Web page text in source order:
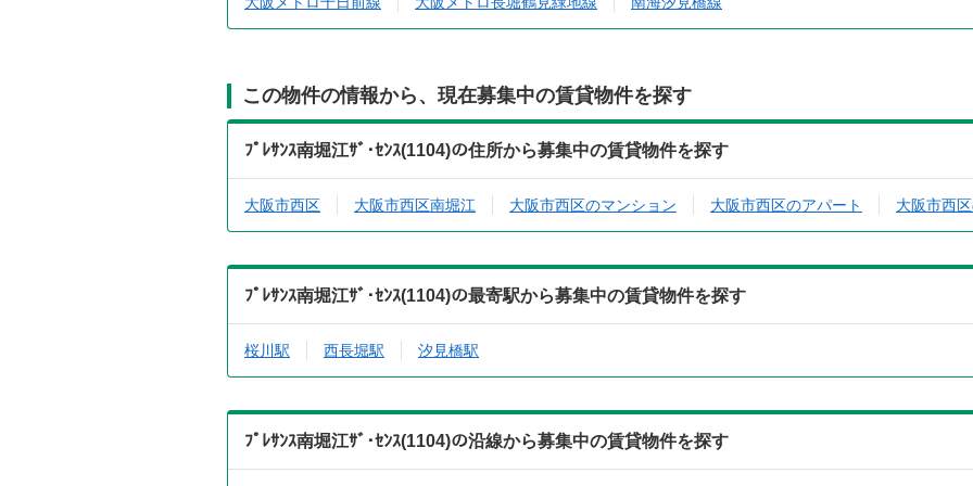
この物件の情報から、現在募集中の賃貸物件を探す
ﾌﾟﾚｻﾝｽ南堀江ｻﾞ･ｾﾝｽ(1104)の住所から募集中の賃貸物件を探す
大阪市西区 大阪市西区南堀江 大阪市西区のマンション 大阪市西区のアパート 大阪市西
ﾌﾟﾚｻﾝｽ南堀江ｻﾞ･ｾﾝｽ(1104)の最寄駅から募集中の賃貸物件を探す
桜川駅 西長堀駅 汐見橋駅
ﾌﾟﾚｻﾝｽ南堀江ｻﾞ･ｾﾝｽ(1104)の沿線から募集中の賃貸物件を探す